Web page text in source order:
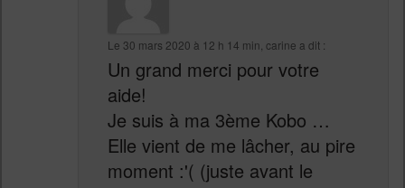
Le 30 mars 2020 à 12 h 14 min ,carine a dit :
Un grand merci pour votre
aide!
Je suis à ma 3ème Kobo …
Elle vient de me lâcher, au pire
moment :'( (juste avant le